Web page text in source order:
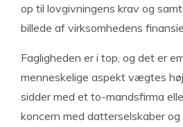
op til lovgivningens krav og
billede af virksomhedens
Fagligheden er i top, og det er
menneskelige aspekt vægtes
sidder med et to-mandsfirma
koncern med datterselskaber og